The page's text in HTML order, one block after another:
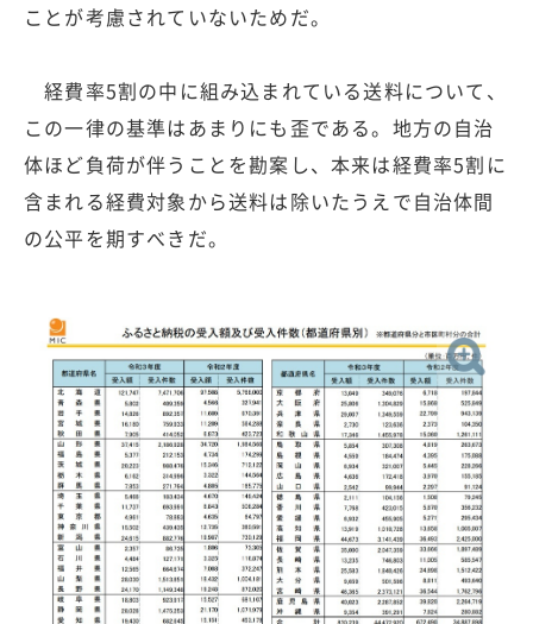
ことが考慮されていないためだ。
経費率5割の中に組み込まれている送料について、
この一律の基準はあまりにも歪である。地方の自治
体ほど負荷が伴うことを勘案し、本来は経費率5割に
含まれる経費対象から送料は除いたうえで自治体間
の公平を期すべきだ。